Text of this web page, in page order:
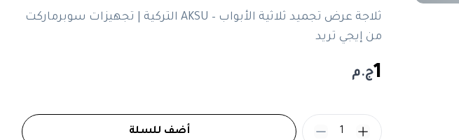
ثلاجة عرض تجميد ثلاثية الأبواب – AKSU التركية | تجهيزات سوبرماركت
من إيجي تريد
1ج.م
أضف للسلة 1